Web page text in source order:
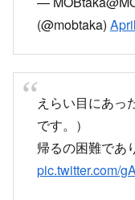
(@mobtaka)
えらい目にあっ
です。）
帰るの困難であ
pic.twitter.com/